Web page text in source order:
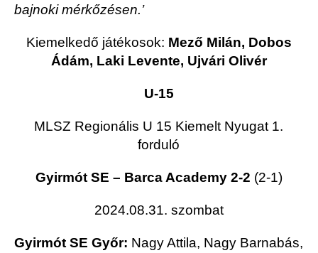
bajnoki mérkőzésen.’
Kiemelkedő játékosok: Mező Milán, Dobos
Ádám, Laki Levente, Ujvári Olivér
U-15
MLSZ Regionális U 15 Kiemelt Nyugat 1.
forduló
Gyirmót SE – Barca Academy 2-2 (2-1)
2024.08.31. szombat
Gyirmót SE Győr: Nagy Attila, Nagy Barnabás,